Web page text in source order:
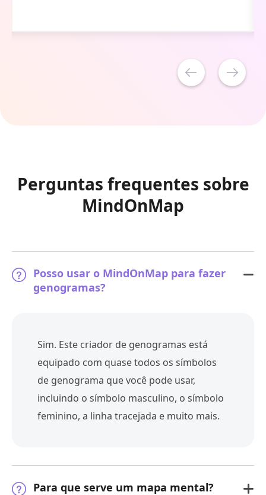
Perguntas frequentes sobre
MindOnMap
Posso usar o MindOnMap para fazer
genogramas?
Sim. Este criador de genogramas está
equipado com quase todos os símbolos
de genograma que você pode usar,
incluindo o símbolo masculino, o símbolo
feminino, a linha tracejada e muito mais.
Para que serve um mapa mental?